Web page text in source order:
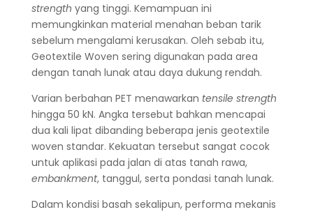
strength yang tinggi. Kemampuan ini
memungkinkan material menahan beban tarik
sebelum mengalami kerusakan. Oleh sebab itu,
Geotextile Woven sering digunakan pada area
dengan tanah lunak atau daya dukung rendah.
Varian berbahan PET menawarkan tensile strength
hingga 50 kN. Angka tersebut bahkan mencapai
dua kali lipat dibanding beberapa jenis geotextile
woven standar. Kekuatan tersebut sangat cocok
untuk aplikasi pada jalan di atas tanah rawa,
embankment, tanggul, serta pondasi tanah lunak.
Dalam kondisi basah sekalipun, performa mekanis